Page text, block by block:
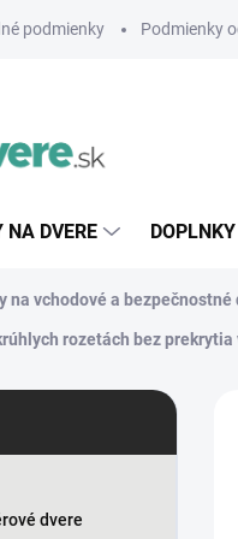
podmienky Podmienky
NA DVERE
na vchodové a bezpečnostné
rozetách bez prekrytia
dvere